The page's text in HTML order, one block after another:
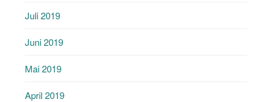
Juli 2019
Juni 2019
Mai 2019
April 2019